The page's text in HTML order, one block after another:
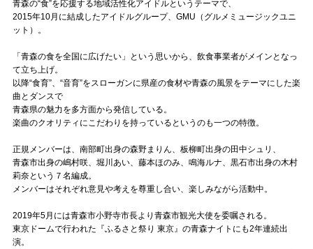
ぶいマガ！ by muevo
Follow us
Official SNS
青森の“食”を応援する地域活性化アイドルというテーマで、
2015年10月に結成したアイドルグループ、GMU（グルメミュージックユニ
ット）。
「青森の食を全国に広げたい」という思いから、飲食事業者がメインとなっ
て立ち上げ。
以降“食育”、“音育”をスローガンに県産の食材や青森の風景をテーマにした楽
曲とダンスで
青森県の魅力を多方面から発信している。
楽曲のクオリティにこだわりを持っているというのも一つの特徴。
正規メンバーは、南部町出身の森野まりん、板柳町出身の田中シュリ、
青森市出身の嶋村咲、堀川あい、藤本ほのみ、鳴海ルナ、黒石市出身の木村
莉奈という７名編成。
メンバーはそれぞれ意見や考えを尊重し合い、楽しみながら活動中。
2019年5月には青森市小野寺市長より青森市観光大使を委嘱される。
東京ドームで行われた『ふるさと祭り 東京』の青森ナイトにも2年連続出
演。